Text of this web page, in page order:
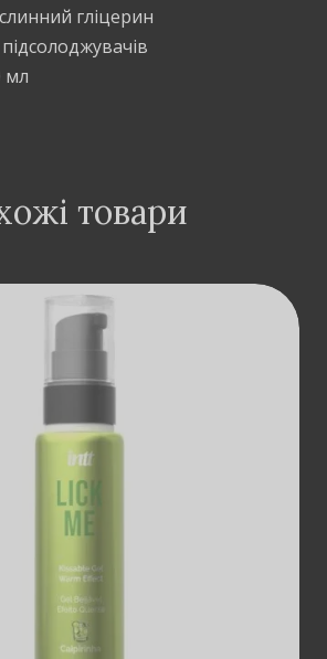
гліцерин
мл
товари
ДОДАТИ В
КОШИК